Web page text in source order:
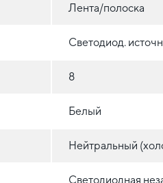
Лента/полоска
Светодиод.
8
Белый
Нейтральный
Светодиодная